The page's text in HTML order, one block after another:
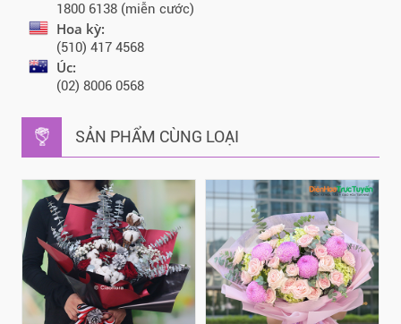
1800 6138 (miễn cước)
Hoa kỳ:
(510) 417 4568
Úc:
(02) 8006 0568
SẢN PHẨM CÙNG LOẠI